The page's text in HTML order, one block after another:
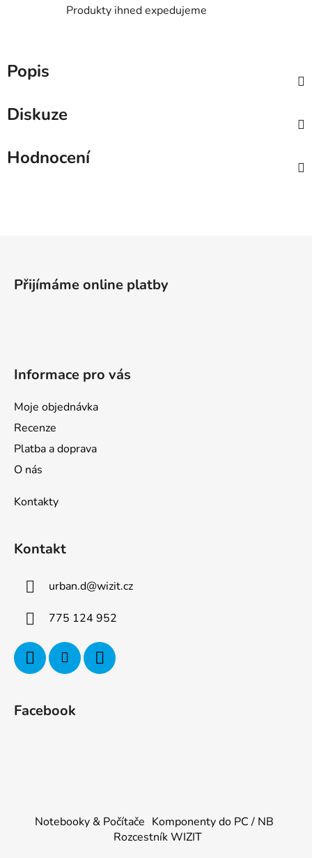
Produkty ihned expedujeme
Popis
Diskuze
Hodnocení
Přijímáme online platby
Informace pro vás
Moje objednávka
Recenze
Platba a doprava
O nás
Kontakty
Kontakt
urban.d@wizit.cz
775 124 952
Facebook
Notebooky & Počítače Komponenty do PC / NB
Rozcestník WIZIT